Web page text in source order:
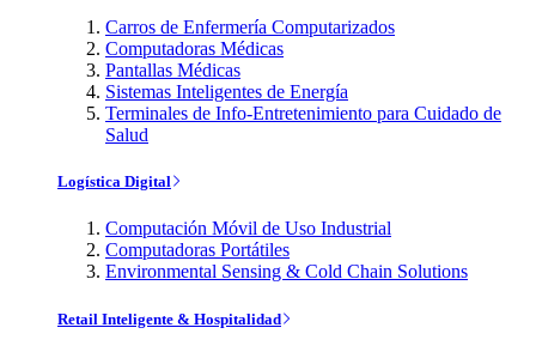
Carros de Enfermería Computarizados
Computadoras Médicas
Pantallas Médicas
Sistemas Inteligentes de Energía
Terminales de Info-Entretenimiento para Cuidado de
Salud
Logística Digital
Computación Móvil de Uso Industrial
Computadoras Portátiles
Environmental Sensing & Cold Chain Solutions
Retail Inteligente & Hospitalidad